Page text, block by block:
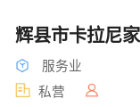
辉县市卡拉尼
服务业
私营